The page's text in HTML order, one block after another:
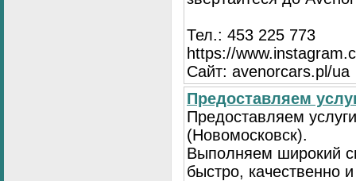
Тел.: 453 225 773
https://
Сайт: avenorcars.pl/ua
Предоставляем
Предоставляем
(Новомосковск).
Выполняем широкий
быстро, качественно